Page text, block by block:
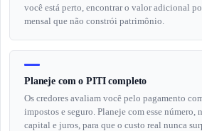
você está perto, encontrar o valor adicional
mensal que não constrói patrimônio.
Planeje com o PITI completo
Os credores avaliam você pelo pagamento
impostos e seguro. Planeje com esse número,
capital e juros, para que o custo real nunca